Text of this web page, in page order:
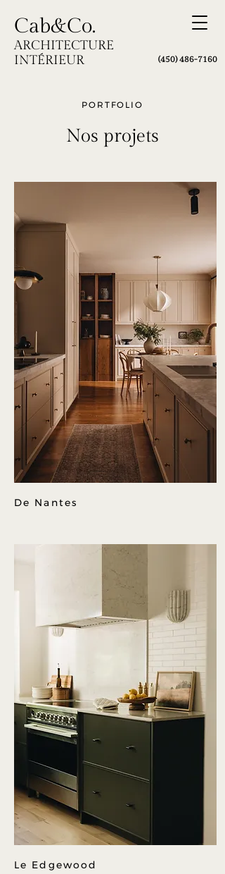
Cab&Co.
ARCHITECTURE
INTÉRIEUR
(450) 486-7160
PORTFOLIO
Nos projets
De Nantes
Le Edgewood